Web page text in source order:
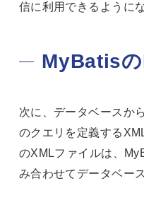
信に利用できるように
MyBatis
次に、データベースか
のクエリを定義する
のXMLファイルは、
み合わせてデータベー